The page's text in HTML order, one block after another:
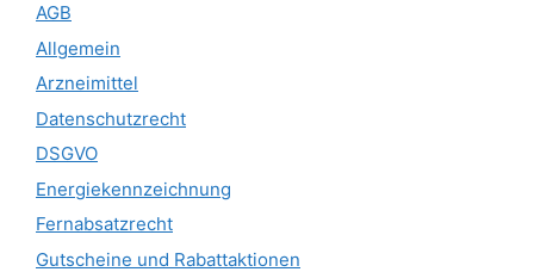
AGB
Allgemein
Arzneimittel
Datenschutzrecht
DSGVO
Energiekennzeichnung
Fernabsatzrecht
Gutscheine und Rabattaktionen